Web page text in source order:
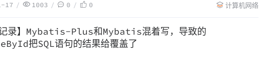
17 1003 0 0 计算机网络
15
记录】Mybatis-Plus和Mybatis混着写，导致的
把SQL语句的结果给覆盖了